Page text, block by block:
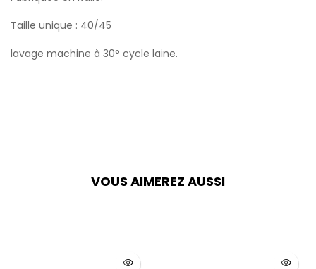
Taille unique : 40/45
lavage machine à 30° cycle laine.
VOUS AIMEREZ AUSSI